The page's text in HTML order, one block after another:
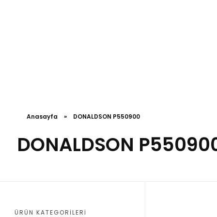
Anasayfa » DONALDSON P550900
DONALDSON
ÜRÜN KATEGORILERI